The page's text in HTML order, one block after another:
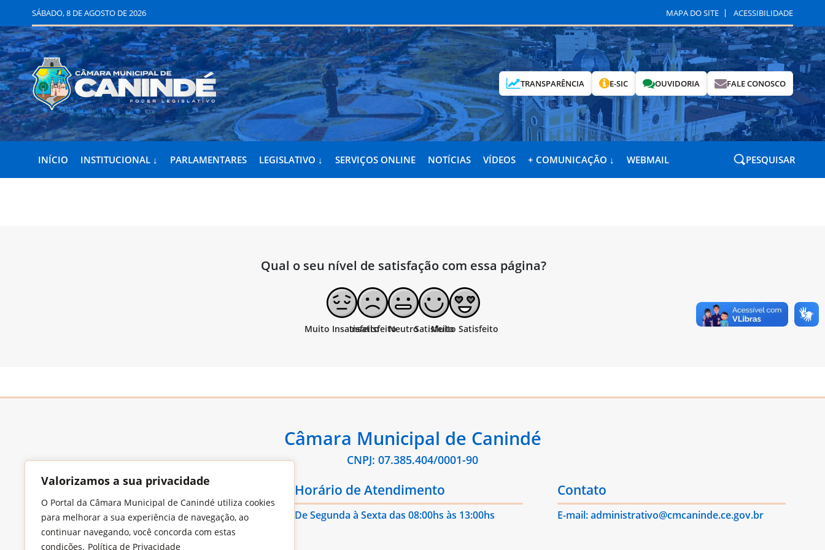
Valorizamos a sua privacidade
O Portal da Câmara Municipal de Canindé utiliza cookies
para melhorar a sua experiência de navegação, ao
continuar navegando, você concorda com estas
condições. Política de Privacidade
SÁBADO, 8 DE AGOSTO DE 2026 MAPA DO SITE ACESSIBILIDADE
TRANSPARÊNCIA E-SIC OUVIDORIA FALE CONOSCO
INÍCIO INSTITUCIONAL ↓ PARLAMENTARES LEGISLATIVO ↓ SERVIÇOS ONLINE NOTÍCIAS VÍDEOS + COMUNICAÇÃO ↓ WEBMAIL PESQUISAR
Qual o seu nível de satisfação com essa página?
Câmara Municipal de Canindé
CNPJ: 07.385.404/0001-90
Endereço
Largo Francisco Xavier de Medeiros, S/N,
Imaculada Conceição, CEP: 62.700-000 –
Canindé/CE
Horário de Atendimento
De Segunda à Sexta das 08:00hs às 13:00hs
Contato
E-mail: administrativo@cmcaninde.ce.gov.br